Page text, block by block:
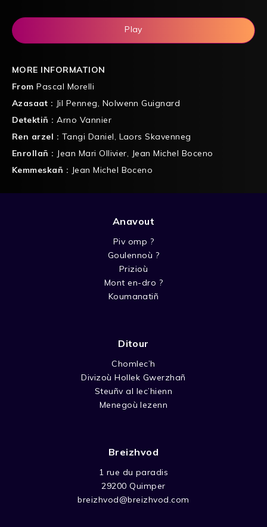
Play
MORE INFORMATION
From Pascal Morelli
Azasaat : Jil Penneg, Nolwenn Guignard
Detektiñ :Arno Vannier
Ren arzel : Tangi Daniel, Laors Skavenneg
Enrollañ : Jean Mari Ollivier, Jean Michel Boceno
Kemmeskañ : Jean Michel Boceno
Anavout
Piv omp ?
Goulennoù ?
Prizioù
Mont en-dro ?
Koumanatiñ
Ditour
Chomlec’h
Divizoù Hollek Gwerzhañ
Steuñv al lec’hienn
Menegoù lezenn
Breizhvod
1 rue du paradis
29200 Quimper
breizhvod@breizhvod.com